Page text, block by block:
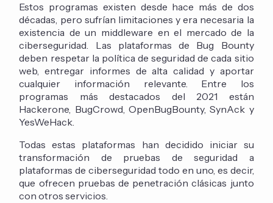
Estos programas existen desde hace más de dos
décadas, pero sufrían limitaciones y era necesaria la
existencia de un middleware en el mercado de la
ciberseguridad. Las plataformas de Bug Bounty
deben respetar la política de seguridad de cada sitio
web, entregar informes de alta calidad y aportar
cualquier información relevante. Entre los
programas más destacados del 2021 están
Hackerone, BugCrowd, OpenBugBounty, SynAck y
YesWeHack.
Todas estas plataformas han decidido iniciar su
transformación de pruebas de seguridad a
plataformas de ciberseguridad todo en uno, es decir,
que ofrecen pruebas de penetración clásicas junto
con otros servicios.